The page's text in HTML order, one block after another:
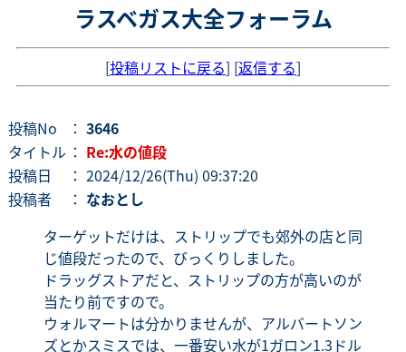
ラスベガス大全フォーラム
[投稿リストに戻る] [返信する]
投稿No ： 3646
タイトル ： Re:水の値段
投稿日
： 2024/12/26(Thu) 09:37:20
投稿者
： なおとし
ターゲットだけは、ストリップでも郊外の店と同
じ値段だったので、びっくりしました。
ドラッグストアだと、ストリップの方が高いのが
当たり前ですので。
ウォルマートは分かりませんが、アルバートソン
ズとかスミスでは、一番安い水が1ガロン1.3ドル